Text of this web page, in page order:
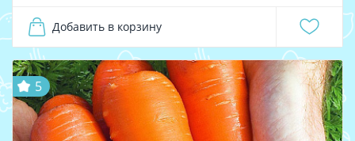
Добавить в корзину
5